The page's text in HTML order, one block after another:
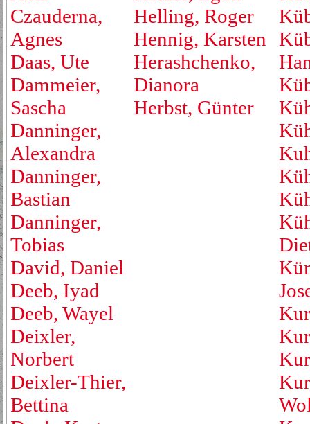
Czauderna,
Agnes
Daas, Ute
Dammeier,
Sascha
Danninger,
Alexandra
Danninger,
Bastian
Danninger,
Tobias
David, Daniel
Deeb, Iyad
Deeb, Wayel
Deixler,
Norbert
Deixler-Thier,
Bettina
Helling, Roger
Hennig, Karsten
Herashchenko,
Dianora
Herbst, Günter